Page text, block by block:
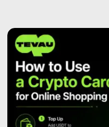
SSS
Haberler
Üye Olmak
Türkçe